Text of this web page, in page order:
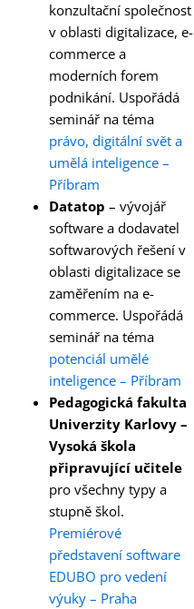
konzultační společnost
v oblasti digitalizace, e-
commerce a
moderních forem
podnikání. Uspořádá
seminář na téma
právo, digitální svět a
umělá inteligence –
Příbram
Datatop – vývojář
software a dodavatel
softwarových řešení v
oblasti digitalizace se
zaměřením na e-
commerce. Uspořádá
seminář na téma
potenciál umělé
inteligence – Příbram
Pedagogická fakulta
Univerzity Karlovy –
Vysoká škola
připravující učitele
pro všechny typy a
stupně škol.
Premiérové
představení software
EDUBO pro vedení
výuky – Praha